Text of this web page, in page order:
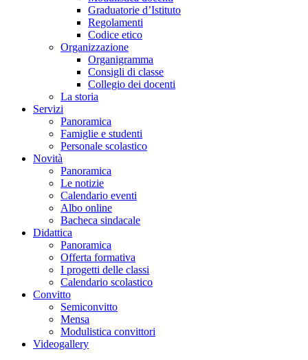
Graduatorie d’Istituto
Regolamenti
Codice etico
Organizzazione
Organigramma
Consigli di classe
Collegio dei docenti
La storia
Servizi
Panoramica
Famiglie e studenti
Personale scolastico
Novità
Panoramica
Le notizie
Calendario eventi
Albo online
Bacheca sindacale
Didattica
Panoramica
Offerta formativa
I progetti delle classi
Calendario scolastico
Convitto
Semiconvitto
Mensa
Modulistica convittori
Videogallery